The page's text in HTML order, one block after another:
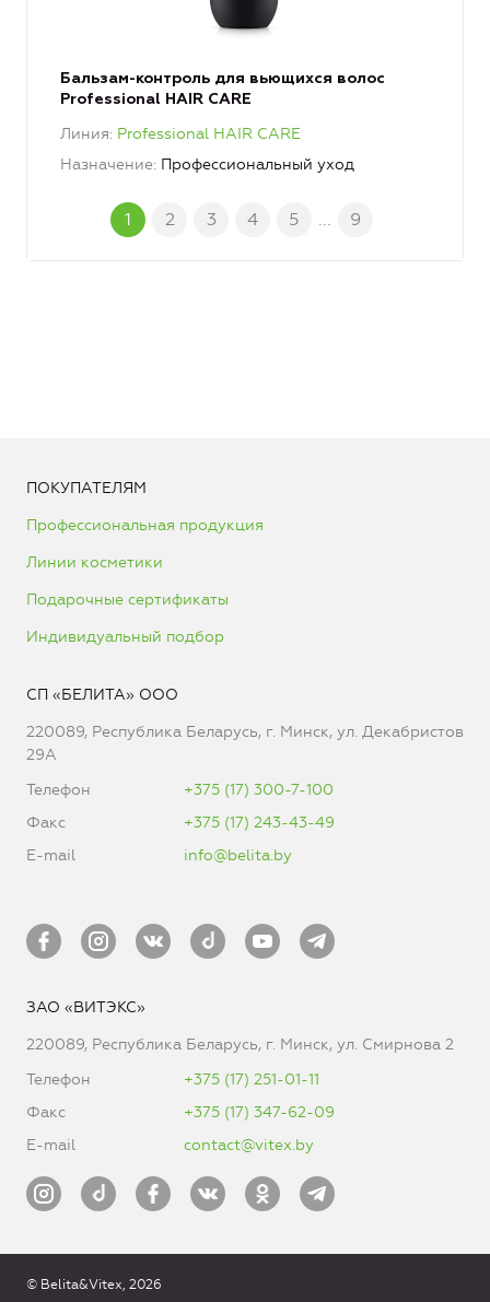
Бальзам-контроль для вьющихся волос
Professional HAIR CARE
Линия Professional HAIR CARE
Назначение Профессиональный уход
1 2 3 4 5 ... 9
ПОКУПАТЕЛЯМ
Профессиональная продукция
Линии косметики
Подарочные сертификаты
Индивидуальный подбор
СП «БЕЛИТА» ООО
220089, Республика Беларусь, г. Минск, ул. Декабристов
29А
Телефон
+375 (17) 300-7-100
Факс
+375 (17) 243-43-49
E-mail
info@belita.by
ЗАО «ВИТЭКС»
220089, Республика Беларусь, г. Минск, ул. Смирнова 2
Телефон
+375 (17) 251-01-11
Факс
+375 (17) 347-62-09
E-mail
contact@vitex.by
© Belita&Vitex, 2026